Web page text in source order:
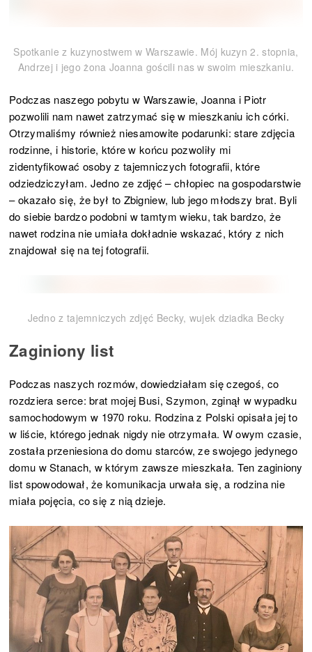
Spotkanie z kuzynostwem w Warszawie. Mój kuzyn 2. stopnia,
Andrzej i jego żona Joanna gościli nas w swoim mieszkaniu.
Podczas naszego pobytu w Warszawie, Joanna i Piotr
pozwolili nam nawet zatrzymać się w mieszkaniu ich córki.
Otrzymaliśmy również niesamowite podarunki: stare zdjęcia
rodzinne, i historie, które w końcu pozwoliły mi
zidentyfikować osoby z tajemniczych fotografii, które
odziedziczyłam. Jedno ze zdjęć – chłopiec na gospodarstwie
– okazało się, że był to Zbigniew, lub jego młodszy brat. Byli
do siebie bardzo podobni w tamtym wieku, tak bardzo, że
nawet rodzina nie umiała dokładnie wskazać, który z nich
znajdował się na tej fotografii.
Jedno z tajemniczych zdjęć Becky, wujek dziadka Becky
Zaginiony list
Podczas naszych rozmów, dowiedziałam się czegoś, co
rozdziera serce: brat mojej Busi, Szymon, zginął w wypadku
samochodowym w 1970 roku. Rodzina z Polski opisała jej to
w liście, którego jednak nigdy nie otrzymała. W owym czasie,
została przeniesiona do domu starców, ze swojego jedynego
domu w Stanach, w którym zawsze mieszkała. Ten zaginiony
list spowodował, że komunikacja urwała się, a rodzina nie
miała pojęcia, co się z nią dzieje.